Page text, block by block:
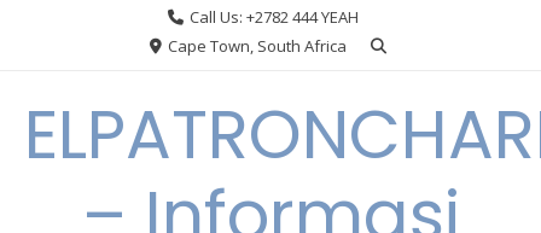
Call Us: +2782 444 YEAH
Cape Town, South Africa